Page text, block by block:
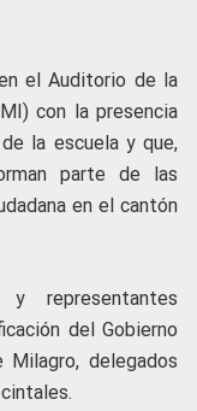
el Auditorio de la
con la presencia
la escuela y que,
parte de las
en el cantón
representantes
del Gobierno
Milagro, delegados